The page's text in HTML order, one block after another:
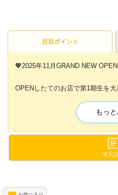
注目ポイント
💖2025年11月GRAND NEW
OPENしたてのお店で第1期生を大
OPENしたばかりだからこそ、
ナイトワークにありがちな派閥や
今入店を決めて頂いた方は超好待
まずは気軽にご応募くださいね♪
もっ
求人